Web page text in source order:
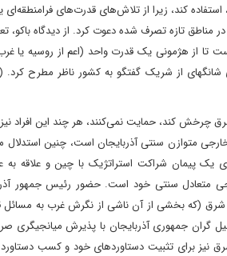
برای تثبیت وضعیت جدید منطقه‌ای که پس از جنگ 2020 شکل گرفت، استفاده کند، زیرا از تلاش‌های قدرت‌های
چینی برای سرمایه گذاری در مناطق تازه تصرف شده دعوت کرد. از دیدگاه
از هژمونی یک قدرت واحد (اعم از روسیه یا
از شریک گفتگو به کشور ناظر مطرح کرد.
چرخش کند، حمایت نمی‌کنند، هر چند این افراد
متوازن سنتی آذربایجان است، چنین استدلال
یک پیمان شراکت استراتژیک با چین و علاقه
متعادل سنتی خود است. حضور رئیس جمهور
(که بخشی از آن ناشی از نگرش غرب به مسائل
گران جمهوری آذربایجان با پذیرش میانجیگری
نیز برای تثبیت دستاوردهای خود و کسب